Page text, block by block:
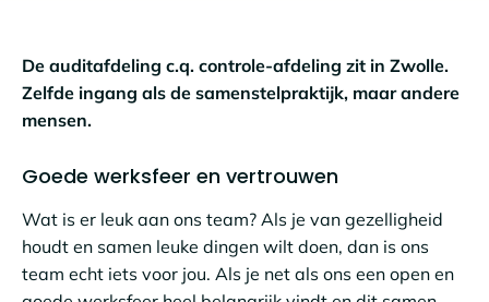
De auditafdeling c.q. controle-afdeling zit in Zwolle.
Zelfde ingang als de samenstelpraktijk, maar andere
mensen.
Goede werksfeer en vertrouwen
Wat is er leuk aan ons team? Als je van gezelligheid
houdt en samen leuke dingen wilt doen, dan is ons
team echt iets voor jou. Als je net als ons een open en